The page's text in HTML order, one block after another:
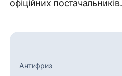
офіційних постачальників.
Антифриз